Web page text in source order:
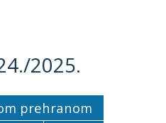
2025.
prehranom